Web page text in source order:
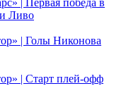
Ливо
| Голы Никонова
| Старт плей-офф